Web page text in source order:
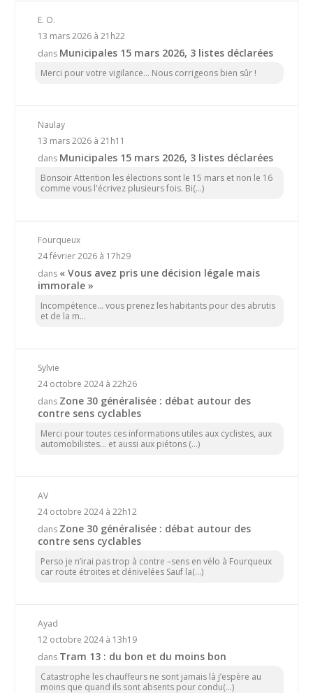
E. O.
13 mars 2026 à 21h22
dans Municipales 15 mars 2026, 3 listes déclarées
Merci pour votre vigilance... Nous corrigeons bien sûr !
Naulay
13 mars 2026 à 21h11
dans Municipales 15 mars 2026, 3 listes déclarées
Bonsoir Attention les élections sont le 15 mars et non le 16
comme vous l'écrivez plusieurs fois. Bi(...)
Fourqueux
24 février 2026 à 17h29
dans « Vous avez pris une décision légale mais
immorale »
Incompétence… vous prenez les habitants pour des abrutis
et de la m...
Sylvie
24 octobre 2024 à 22h26
dans Zone 30 généralisée : débat autour des
contre sens cyclables
Merci pour toutes ces informations utiles aux cyclistes, aux
automobilistes... et aussi aux piétons (...)
AV
24 octobre 2024 à 22h12
dans Zone 30 généralisée : débat autour des
contre sens cyclables
Perso je n’irai pas trop à contre –sens en vélo à Fourqueux
car route étroites et dénivelées Sauf la(...)
Ayad
12 octobre 2024 à 13h19
dans Tram 13 : du bon et du moins bon
Catastrophe les chauffeurs ne sont jamais là j’espère au
moins que quand ils sont absents pour condu(...)